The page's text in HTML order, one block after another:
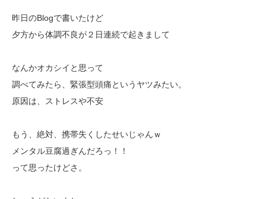
昨日のBlogで書いたけど
夕方から体調不良が２日連続で起きまして
なんかオカシイと思って
調べてみたら、緊張型頭痛というヤツみたい。
原因は、ストレスや不安
もう、絶対、携帯失くしたせいじゃんｗ
メンタル豆腐過ぎんだろっ！！
って思ったけどさ。